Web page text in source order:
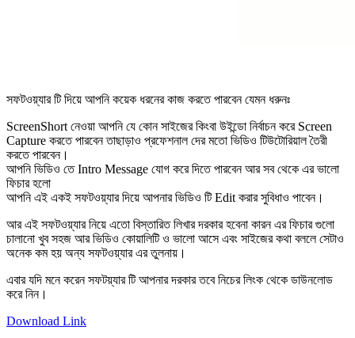
সফটওয়্যার টি দিয়ে আপনি কয়েক ধরনের কাজ করতে পারবেন যেমন ধরুনঃ
ScreenShort নেওয়া আপনি যে কোন সাইজের কিংবা উইন্ডো নির্বাচন করে Screen
Capture করতে পারবেন তাছাড়াও প্রফেশনাল দের মতো ভিডিও টিউটোরিয়াল তৈরী
করতে পারবেন।
আপনি ভিডিও তে Intro Message যোগ করে দিতে পারবেন আর সব থেকে এর ভালো
ফিচার হলো
আপনি এই একই সফটওয়্যার দিয়ে আপনার ভিডিও টি Edit করার সুবিধাও পাবেন।
আর এই সফটওয়্যার নিয়ে এতো বিস্তারিত লিখার দরকার হবেনা কারন এর ফিচার গুলো
চালানো খুব সহজ আর ভিডিও কোয়ালিটি ও ভালো আসে এবং সাইজের কথা বললে সেটাও
অনেক কম হয় অন্য সফটওয়্যার এর তুলনায়।
এবার যদি মনে করেন সফটয়্যার টি আপনার দরকার তবে নিচের লিংক থেকে ডাউনলোড
করে নিন।
Download Link